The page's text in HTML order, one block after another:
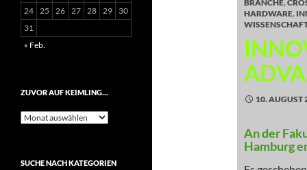
BRANCHE,
HARDWARE,
10. AUGUST
An der
Hamburg
24 25 26 27 28 29
30
31
« Feb.
ZUVOR AUF KEIMLING…
Zuvor
SUCHE NACH KATEGORIEN